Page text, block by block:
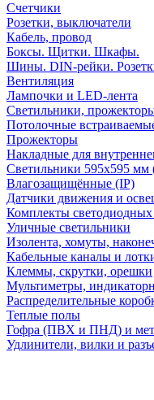
Счетчики
Розетки, выключатели
Кабель, провод
Боксы. Щитки. Шкафы.
Шины. DIN-рейки.
Вентиляция
Лампочки и LED-лента
Светильники,
Потолочные
Прожекторы
Накладные для
Светильники 595х595 мм
Влагозащищённые (IP)
Датчики движения и
Комплекты светодиодных
Уличные светильники
Изолента, хомуты,
Кабельные каналы и
Клеммы, скрутки, орешки
Мультиметры,
Распределительные
Теплые полы
Гофра (ПВХ и ПНД) и
Удлинители, вилки и